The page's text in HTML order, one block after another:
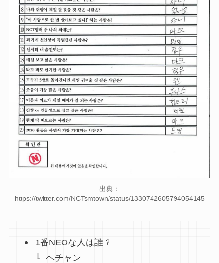
出典：
https://twitter.com/NCTsmtown/status/1330742605794054145
1番NEOな人は誰？
ヘチャン